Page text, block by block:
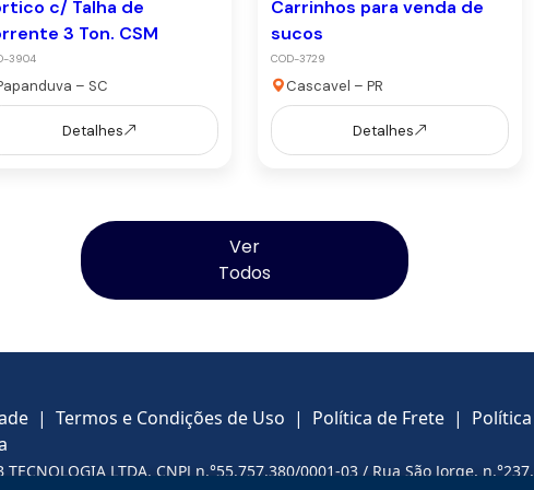
c/ Talha de
3 Ton. CSM
3904
– SC
Detalhes
Carrinhos para venda de
sucos
COD-3729
Cascavel – PR
Detalhes
Ver
Todos
| Termos e Condições de Uso | Política de Frete | Política
LTDA. CNPJ n.°55.757.380/0001-03 / Rua São Jorge, n.°237,